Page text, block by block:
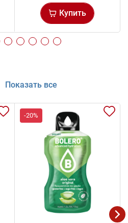
Купить
Показать все
-20%